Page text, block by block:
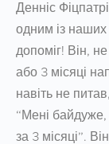
Денніс
одним із наших
допоміг! Він,
або 3 місяці
навіть не
“Мені байдуже,
за 3 місяці”.